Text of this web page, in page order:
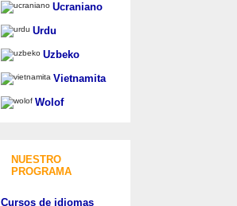
Ucraniano
Urdu
Uzbeko
Vietnamita
Wolof
NUESTRO
PROGRAMA
Cursos de idiomas